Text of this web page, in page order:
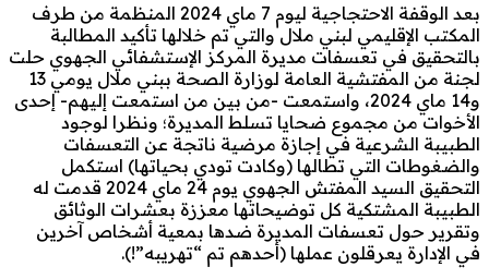
بعد الوقفة الاحتجاجية ليوم 7 ماي 2024 المنظمة من طرف
المكتب الإقليمي لبني ملال والتي تم خلالها تأكيد المطالبة
بالتحقيق في تعسفات مديرة المركز الإستشفائي الجهوي حلت
لجنة من المفتشية العامة لوزارة الصحة ببني ملال يومي 13
و14 ماي 2024، واستمعت -من بين من استمعت إليهم- إحدى
الأخوات من مجموع ضحايا تسلط المديرة؛ ونظرا لوجود
الطبيبة الشرعية في إجازة مرضية ناتجة عن التعسفات
والضغوطات التي تطالها (وكادت تودي بحياتها) استكمل
التحقيق السيد المفتش الجهوي يوم 24 ماي 2024 قدمت له
الطبيبة المشتكية كل توضيحاتها معززة بعشرات الوثائق
وتقرير حول تعسفات المديرة ضدها بمعية أشخاص آخرين
في الإدارة يعرقلون عملها (أحدهم تم “تهريبه”!).